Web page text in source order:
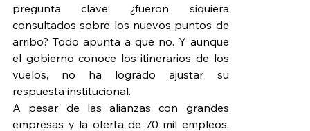
pregunta clave: ¿fueron siquiera
consultados sobre los nuevos puntos de
arribo? Todo apunta a que no. Y aunque
el gobierno conoce los itinerarios de los
vuelos, no ha logrado ajustar su
respuesta institucional.
A pesar de las alianzas con grandes
empresas y la oferta de 70 mil empleos,